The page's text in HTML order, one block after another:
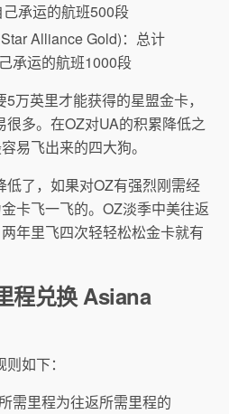
承运的航班500段
Alliance Gold)：总计
承运的航班1000段
万英里才能获得的星盟金卡，
多。在OZ对UA的积累降低之
易飞出来的四大狗。
了，如果对OZ有强烈刚需经
卡飞一飞的。OZ淡季中美往返
年里飞四次轻轻松松金卡就有
程兑换 Asiana
如下：
需里程为往返所需里程的